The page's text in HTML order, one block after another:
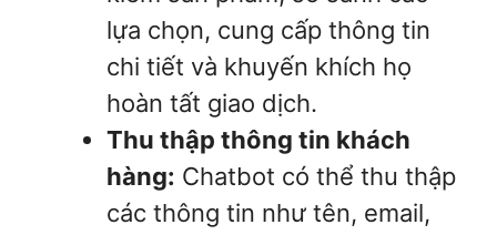
lựa chọn, cung cấp thông tin
chi tiết và khuyến khích họ
hoàn tất giao dịch.
Thu thập thông tin khách
hàng: Chatbot có thể thu thập
các thông tin như tên, email,